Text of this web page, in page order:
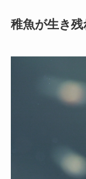
稚魚が生き残